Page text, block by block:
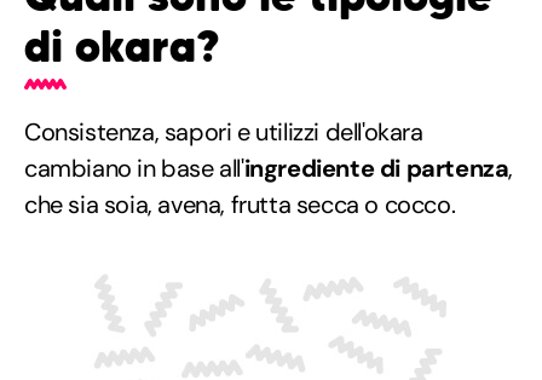
di okara?
Consistenza, sapori e utilizzi dell'okara
cambiano in base all'ingrediente di partenza,
che sia soia, avena, frutta secca o cocco.